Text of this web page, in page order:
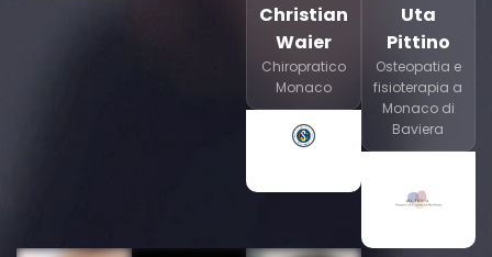
Christian
Waier
Chiropratico
Monaco
Uta
Pittino
Osteopatia e
fisioterapia a
Monaco di
Baviera